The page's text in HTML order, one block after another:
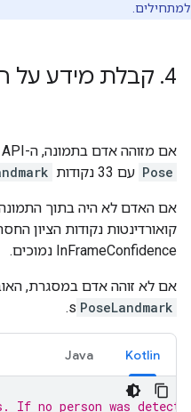
למתחילים.
4
. קבלת מידע על
אם מזוהה אדם בתמונה, ה-API לזיהוי תנוחות מחזיר אובייקט
Pose עם 33 נקודות
אם האדם לא היה בתוך
קואורדינטות נקודות הציון
InFrameConfidence נמוכים.
אם לא זוהה אדם במסגרת,
PoseLandmark
s.
Kotlin
Java
If no person was